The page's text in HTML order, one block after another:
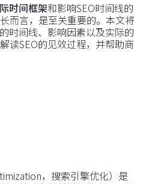
时间框架和影响SEO时间线的
而言，是至关重要的。本文将
时间线、影响因素以及实际的
读SEO的见效过程，并帮助商
，搜索引擎优化）是